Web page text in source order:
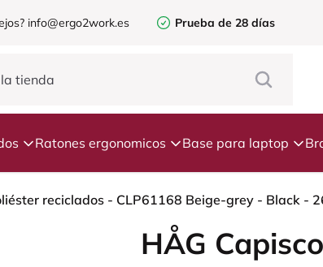
info@ergo2work.es Prueba de 28 días
Ratones ergonomicos Base para laptop
reciclados - CLP61168 Beige-grey - Black -
HÅG